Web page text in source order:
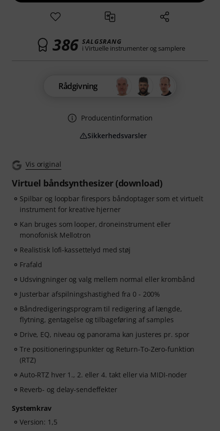
Vis original
Virtuel båndsynthesizer (download)
Spilbar og loopbar firespors båndoptager som et virtuelt
instrument for kreative hjerner
Kan bruges som looper, droneinstrument eller
monofonisk Mellotron
Realistisk lofi-kassettelyd med støj
Frafald
Udsvingninger og valg mellem normal eller krombånd
Justerbar afspilningshastighed fra 0 - 200%
Båndredigeringsprogram til redigering af længde,
flytning, gentagelse og tilbageføring af samples
Drive, EQ, niveau og panorama kan justeres pr. spor
Tre positioneringspunkter og Return-To-Zero-funktion
(RTZ)
Auto-RTZ hver 1., 2. eller 4. takt eller via MIDI-noder
Reverb- og delay-sendeffekter
Systemkrav
Version: 1,5
386 SALGSRANG
i Virtuelle instrumenter og samplere
Rådgivning
Producentinformation
Sikkerhedsvarsler